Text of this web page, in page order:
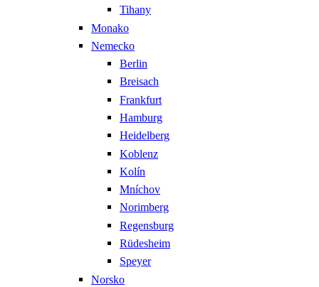
Tihany
Monako
Nemecko
Berlin
Breisach
Frankfurt
Hamburg
Heidelberg
Koblenz
Kolín
Mníchov
Norimberg
Regensburg
Rüdesheim
Speyer
Norsko